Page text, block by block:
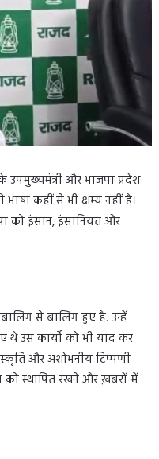
उपमुख्यमंत्री और भाजपा प्रदेश
भाषा कहीं से भी क्षम्य नहीं है।
को इंसान, इंसानियत और
से बालिग हुए हैं. उन्हें
थे उस कार्यों को भी याद कर
और अशोभनीय टिप्पणी
स्थापित रखने और ख़बरों में